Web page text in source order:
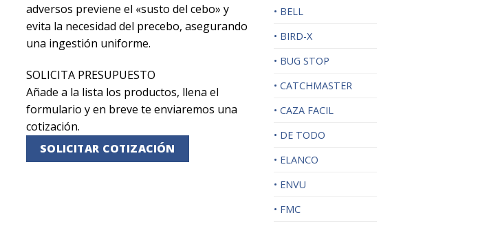
adversos previene el «susto del cebo» y
evita la necesidad del precebo, asegurando
una ingestión uniforme.
SOLICITA PRESUPUESTO
Añade a la lista los productos, llena el
formulario y en breve te enviaremos una
cotización.
SOLICITAR COTIZACIÓN
• BELL
• BIRD-X
• BUG STOP
• CATCHMASTER
• CAZA FACIL
• DE TODO
• ELANCO
• ENVU
• FMC